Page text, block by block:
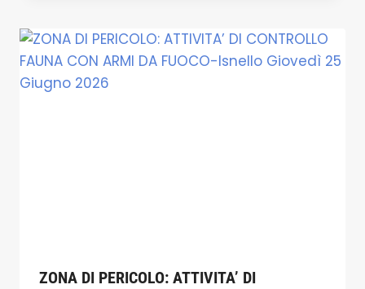
ZONA DI PERICOLO: ATTIVITA’ DI